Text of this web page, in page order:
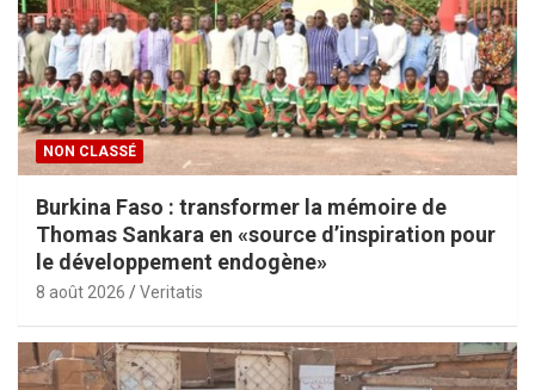
NON CLASSÉ
Burkina Faso : transformer la mémoire de
Thomas Sankara en «source d’inspiration pour
le développement endogène»
8 août 2026 Veritatis